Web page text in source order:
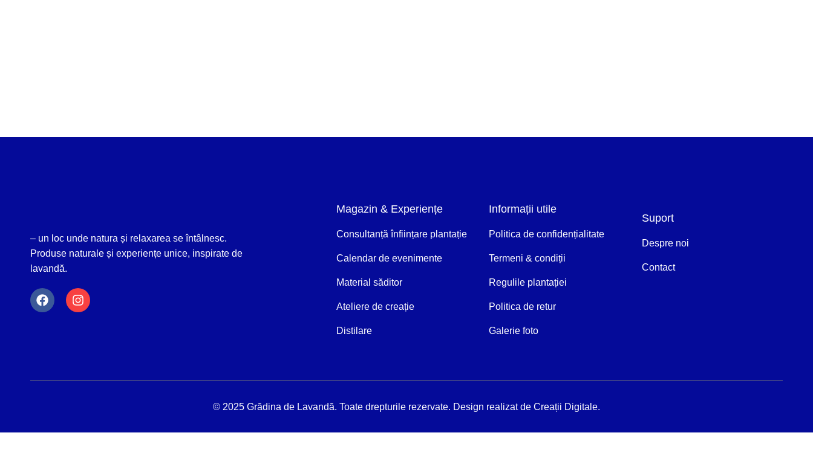
– un loc unde natura și relaxarea se întâlnesc.
Produse naturale și experiențe unice, inspirate de
lavandă.
Magazin & Experiențe
Consultanță înființare plantație
Calendar de evenimente
Material săditor
Ateliere de creație
Distilare
Informații utile
Politica de confidențialitate
Termeni & condiții
Regulile plantației
Politica de retur
Galerie foto
Suport
Despre noi
Contact
© 2025 Grădina de Lavandă. Toate drepturile rezervate. Design realizat de Creații Digitale.